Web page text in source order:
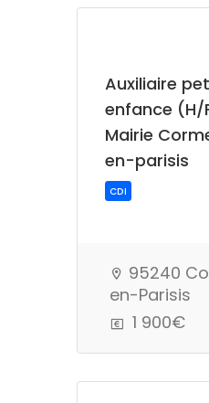
Auxiliaire
enfance (H/
Mairie
en-parisis
95240
en-Parisis
1 900€